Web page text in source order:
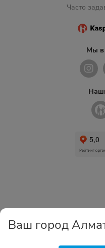
Часто
Мы в
Ваш город